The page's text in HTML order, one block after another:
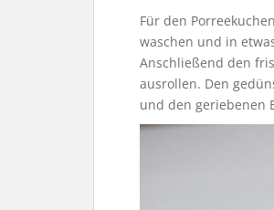
Für den
waschen und in
Anschließend den
ausrollen. Den
und den geriebenen